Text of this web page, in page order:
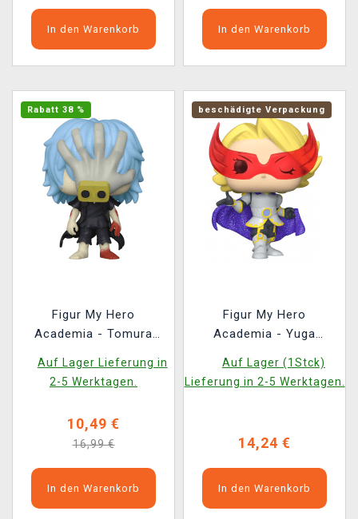
In den Warenkorb In den Warenkorb
Rabatt 38 %
Figur My Hero
Academia - Tomura
Edition (Funko POP!
Animation 1149)
Auf Lager Lieferung in
2-5 Werktagen.
10,49 €
16,99 €
In den Warenkorb
beschädigte Verpackung
Figur My Hero
Academia - Yuga
Animation 1144)
(beschädigte
Auf Lager (1Stck)
Lieferung in 2-5 Werktagen.
14,24 €
In den Warenkorb